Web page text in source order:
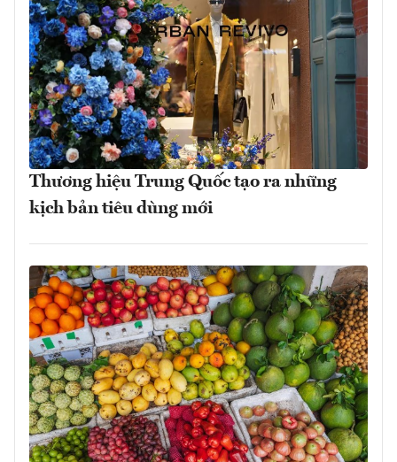
Thương hiệu Trung Quốc tạo ra những
kịch bản tiêu dùng mới